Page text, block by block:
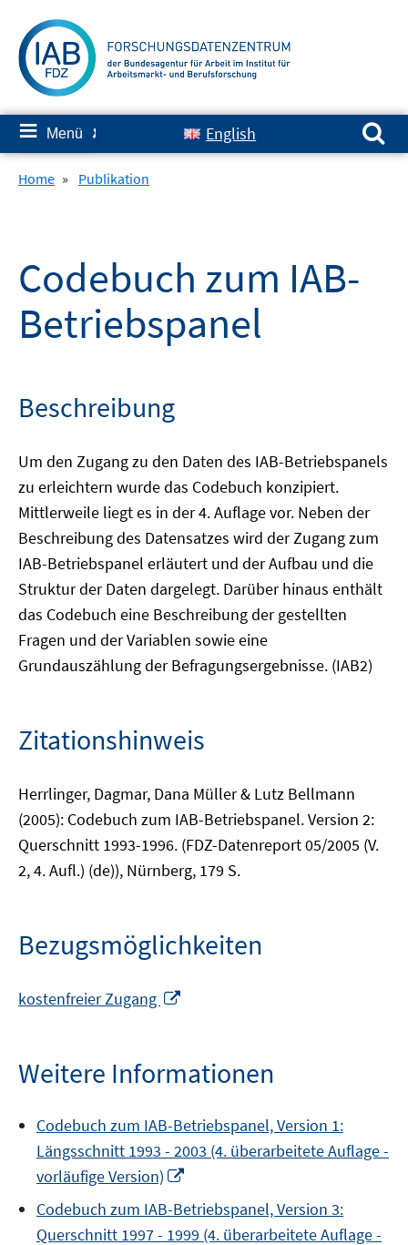
zum
Inhalt
≡ Menü ✘ English
Suchen nach:
Home » Publikation
Codebuch zum IAB-
Betriebspanel
Beschreibung
Um den Zugang zu den Daten des IAB-Betriebspanels
zu erleichtern wurde das Codebuch konzipiert.
Mittlerweile liegt es in der 4. Auflage vor. Neben der
Beschreibung des Datensatzes wird der Zugang zum
IAB-Betriebspanel erläutert und der Aufbau und die
Struktur der Daten dargelegt. Darüber hinaus enthält
das Codebuch eine Beschreibung der gestellten
Fragen und der Variablen sowie eine
Grundauszählung der Befragungsergebnisse. (IAB2)
Zitationshinweis
Herrlinger, Dagmar, Dana Müller & Lutz Bellmann
(2005): Codebuch zum IAB-Betriebspanel. Version 2:
Querschnitt 1993-1996. (FDZ-Datenreport 05/2005 (V.
2, 4. Aufl.) (de)), Nürnberg, 179 S.
Bezugsmöglichkeiten
kostenfreier Zugang
öffnen
Weitere Informationen
Codebuch zum IAB-Betriebspanel, Version 1:
Längsschnitt 1993 - 2003 (4. überarbeitete Auflage -
vorläufige Version)
Fenster
öffnen
Codebuch zum IAB-Betriebspanel, Version 3:
Querschnitt 1997 - 1999 (4. überarbeitete Auflage -